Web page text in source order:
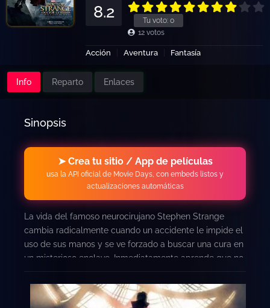
Tu voto: 0
8.2
12 votos
Acción Aventura Fantasía
Info Reparto Enlaces
Sinopsis
➤ Crea tu sitio / App de películas
usa la API oficial de Movie Days, con embeds listos y
actualizaciones automáticas
La vida del famoso neurocirujano Stephen Strange
cambia radicalmente cuando un accidente le impide el
uso de sus manos y se ve forzado a buscar una cura en
un misterioso enclave. Inmediatamente aprende que no
contra oscuras fuerzas, y debe elegir entre volver a su
antigua vida o defender al mundo como el más